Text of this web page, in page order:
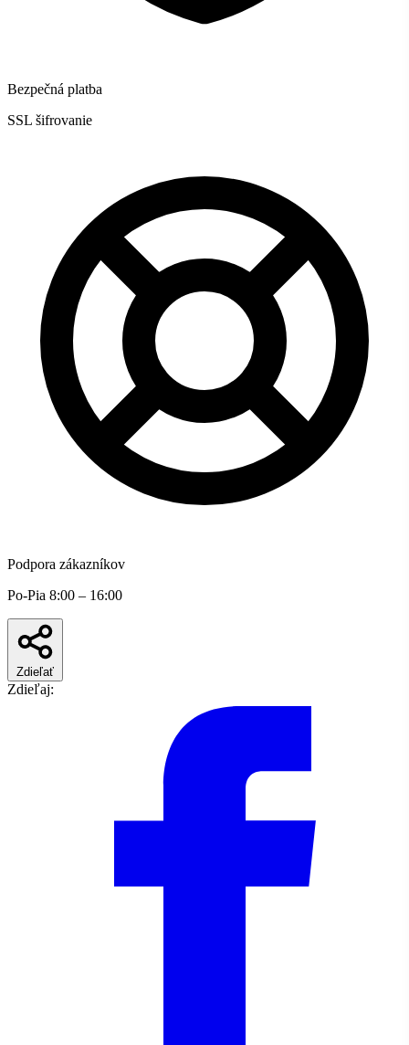
Bezpečná platba
SSL šifrovanie
Podpora zákazníkov
Po-Pia 8:00 – 16:00
Zdieľať
Zdieľaj: